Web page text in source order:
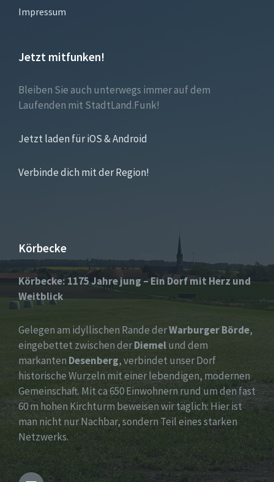
Impressum
Jetzt mitfunken!
Bleiben Sie auch unterwegs immer auf dem
Laufenden mit StadtLand.Funk!
Jetzt laden für iOS & Android
Verbinde dich mit der Region!
Körbecke
Körbecke: 1175 Jahre jung – Ein Dorf mit Herz und
Weitblick
Gelegen am idyllischen Rande derWarburger Börde,
eingebettet zwischen derDiemelund dem
markanten Desenberg, verbindet unser Dorf
historische Wurzeln mit einer lebendigen, modernen
Gemeinschaft. Mit ca 650 Einwohnern rund um den fast
60 m hohen Kirchturm beweisen wir täglich: Hier ist
man nicht nur Nachbar, sondern Teil eines starken
Netzwerks.